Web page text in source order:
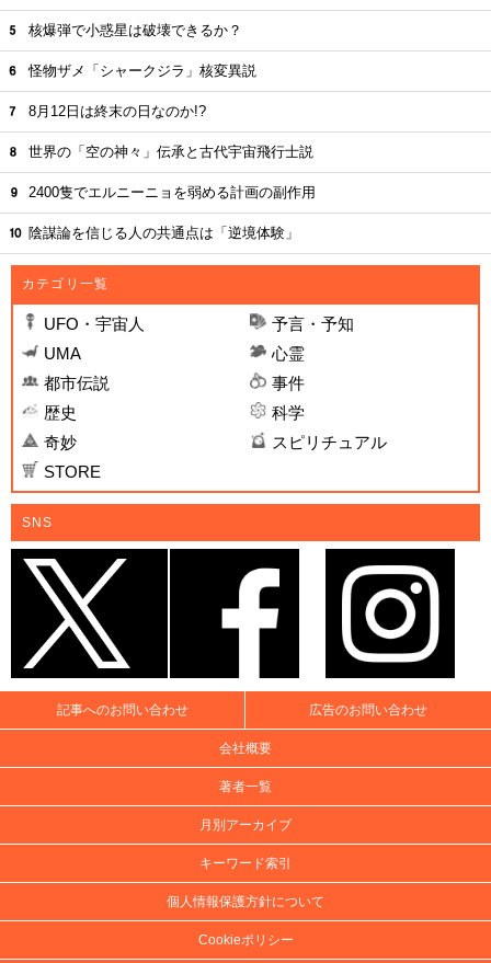
核爆弾で小惑星は破壊できるか？
怪物ザメ「シャークジラ」核変異説
8月12日は終末の日なのか!?
世界の「空の神々」伝承と古代宇宙飛行士説
2400隻でエルニーニョを弱める計画の副作用
陰謀論を信じる人の共通点は「逆境体験」
カテゴリ一覧
UFO・宇宙人
予言・予知
UMA
心霊
都市伝説
事件
歴史
科学
奇妙
スピリチュアル
STORE
SNS
記事へのお問い合わせ 広告のお問い合わせ
会社概要
著者一覧
月別アーカイブ
キーワード索引
個人情報保護方針について
Cookieポリシー